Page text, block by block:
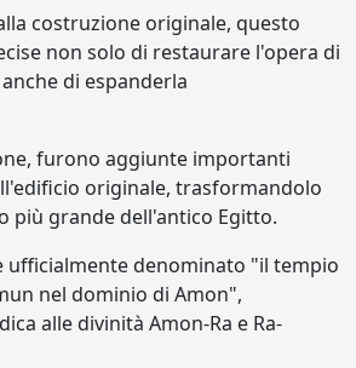
costruzione originale, questo
non solo di restaurare l'opera di
di espanderla
furono aggiunte importanti
originale, trasformandolo
più grande dell'antico Egitto.
ufficialmente denominato "il tempio
nel dominio di Amon",
alle divinità Amon-Ra e Ra-